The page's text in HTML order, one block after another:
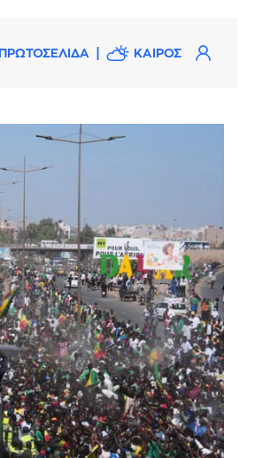
ΠΡΩΤΟΣΕΛΙΔΑ ΚΑΙΡΟΣ